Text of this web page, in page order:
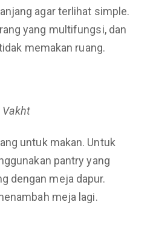
agar terlihat simple.
yang multifungsi, dan
memakan ruang.
Vakht
untuk makan. Untuk
pantry yang
dengan meja dapur.
meja lagi.